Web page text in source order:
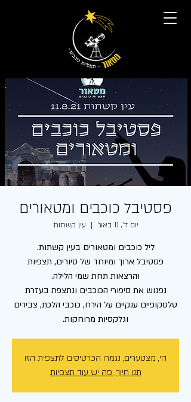
פסטיבל כוכבים ומטאורים
יום ד׳, 11 באוג׳
  |
עין קשתות
פסטיבל ארוך ומיוחד של סיורים, תצפיות
נפגוש את סיפורי הכוכבים ונתצפת בעזרת
טלסקופיים ענקיים על הירח, כוכבי הלכת, צבירים
וגלקסיות מרוחקות.
הי, מצטערים, נגמרו הכרטיסים לתצפית הזו
תנו חיוך, פה יש עוד תצפיות